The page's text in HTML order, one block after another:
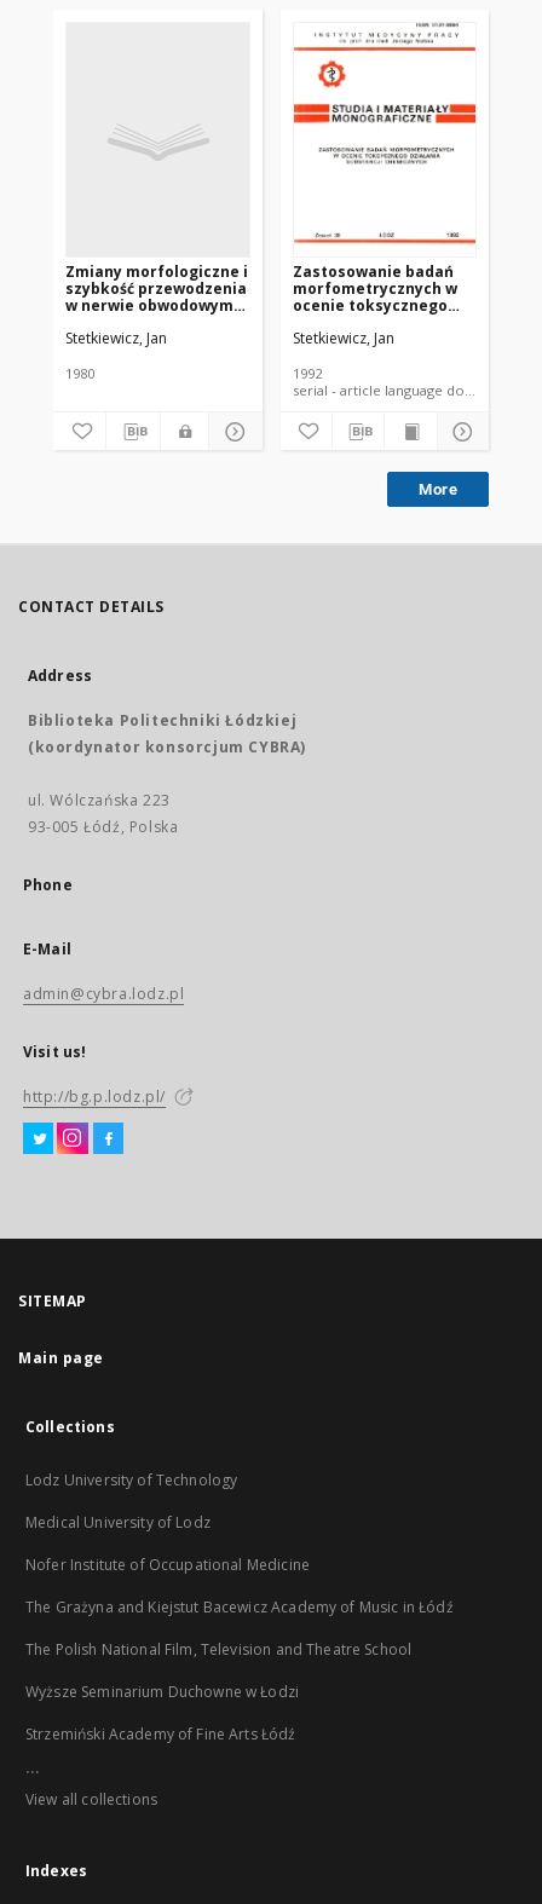
Zmiany morfologiczne i
szybkość przewodzenia
w nerwie obwodowym
przewlekłego zatrucia
po przerwaniu
nauk medycznych
Stetkiewicz, Jan
1980
Zastosowanie badań
morfometrycznych w
ocenie toksycznego
chemicznych
Stetkiewicz, Jan
1992
serial - article language document
More
CONTACT DETAILS
Address
Biblioteka Politechniki Łódzkiej
(koordynator konsorcjum CYBRA)
ul. Wólczańska 223
93-005 Łódź, Polska
Phone
E-Mail
admin@cybra.lodz.pl
Visit us!
http://bg.p.lodz.pl/
SITEMAP
Main page
Collections
Lodz University of Technology
Medical University of Lodz
Nofer Institute of Occupational Medicine
The Grażyna and Kiejstut Bacewicz Academy of Music in Łódź
The Polish National Film, Television and Theatre School
Wyższe Seminarium Duchowne w Łodzi
Strzemiński Academy of Fine Arts Łódź
...
View all collections
Indexes